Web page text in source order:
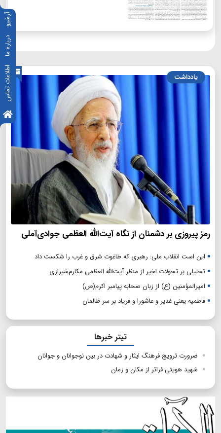
آرشیو
درباره ما
اطلاعات تماس یادداشت
رمز پیروزی بر دشمنان از نگاه آیت‌الله العظمی جوادی‌آملی
این است انقلاب ملی: رهبری که طاغوت شرق و غرب را شکست داد
تحلیلی بر تحولات اخیر از منظر آیت‌الله العظمی مکارم‌شیرازی
امیرالمؤمنین (ع) از زبان صحابه پیامبر اکرم(ص)
فاطمیه یعنی غدیر و عاشورا و فریاد بر سر ظالمان
تیتر خبرها
ضرورت ترویج فرهنگ ایثار و شهادت در بین نوجوانان و جوانان
شهید هویتی فراتر از مکان و زمان